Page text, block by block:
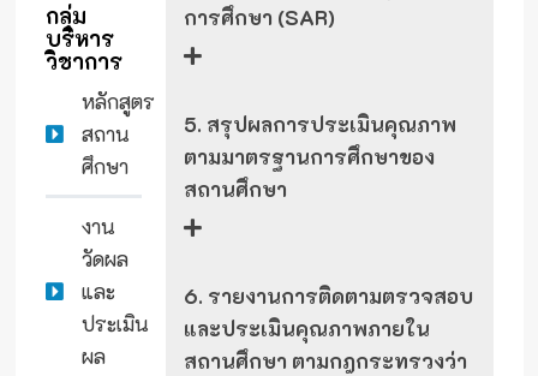
กลุ่ม
บริหาร
วิชาการ
หลักสูตร
สถาน
ศึกษา
งาน
วัดผล
และ
ประเมิน
ผล
การศึกษา (SAR)
5. สรุปผลการประเมินคุณภาพ
ตามมาตรฐานการศึกษาของ
สถานศึกษา
6. รายงานการติดตามตรวจสอบ
และประเมินคุณภาพภายใน
สถานศึกษา ตามกฎกระทรวงว่า